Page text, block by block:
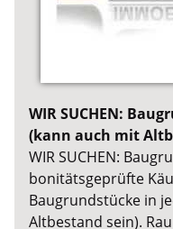
WIR SUCHEN:
(kann auch mit
WIR SUCHEN:
bonitätsgeprüfte
Baugrundstücke in
Altbestand sein).